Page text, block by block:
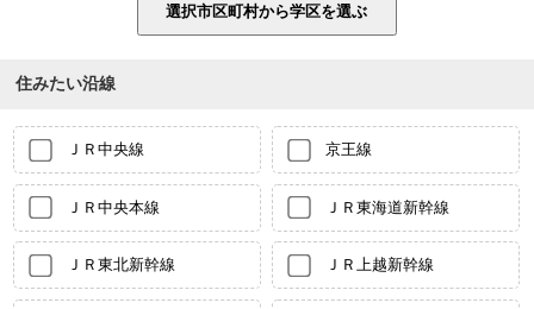
住みたい沿線
ＪＲ中央線 京王線
ＪＲ中央本線 ＪＲ東海道新幹線
ＪＲ東北新幹線 ＪＲ上越新幹線